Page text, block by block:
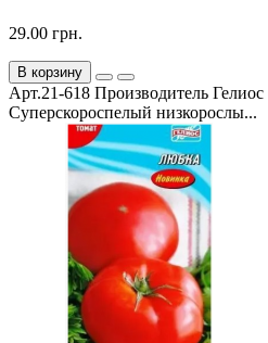
29.00 грн.
В корзину
Арт.21-618 Производитель
Суперскороспелый низкорослы...